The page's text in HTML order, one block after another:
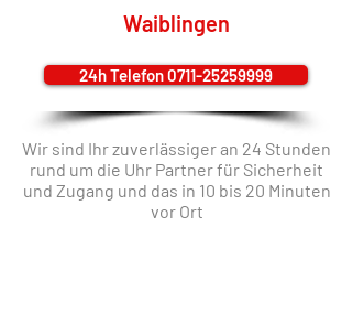
Waiblingen
24h Telefon 0711-25259999
Wir sind Ihr zuverlässiger an 24 Stunden
rund um die Uhr Partner für Sicherheit
und Zugang und das in 10 bis 20 Minuten
vor Ort